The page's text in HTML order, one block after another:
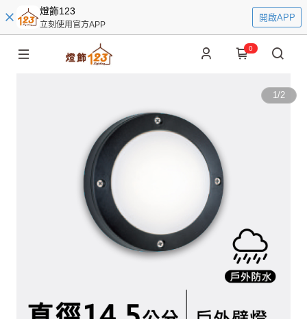
燈飾123
立刻使用官方APP
開啟APP
0
1/2